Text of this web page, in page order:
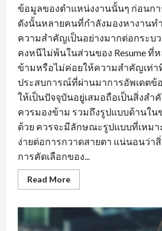
ข้อมูลของตำแหน่งงานนั้นๆ ก่อนก
ดังนั้นหลายคนที่กำลังมองหางาน
ความสำคัญเป็นอย่างมากต่อกระบ
คงหนีไม่พ้นในส่วนของ Resume ที่
ข้ามหรือไม่ค่อยให้ความสำคัญเท่า
ประสบการณ์ที่ผ่านมาการอัพเดตข้
ให้เป็นปัจจุบันอยู่เสมอถือเป็นสิ่งส
ควรมองข้าม รวมถึงรูปแบบด้านใ
ด้วย ควรจะมีลักษณะรูปแบบที่เหม
ง่ายต่อการกวาดสายตา แน่นอนว่า
การคัดเลือกของ...
Read MoreRead
more
ที่